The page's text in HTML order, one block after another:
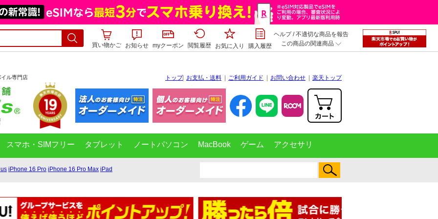
買い物かご お知らせ myクーポン 閲覧履歴 お気に入り 購入履歴
ヘルプ/不適切な商品を報告
この商品の関連商品